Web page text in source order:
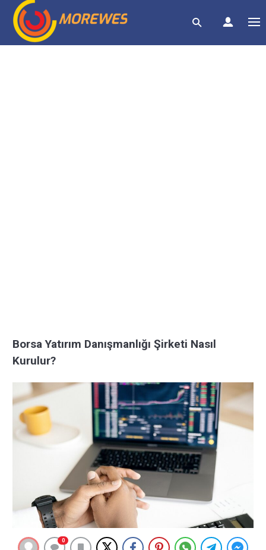
Borsa Yatırım Danışmanlığı Şirketi Nasıl
Kurulur?
0